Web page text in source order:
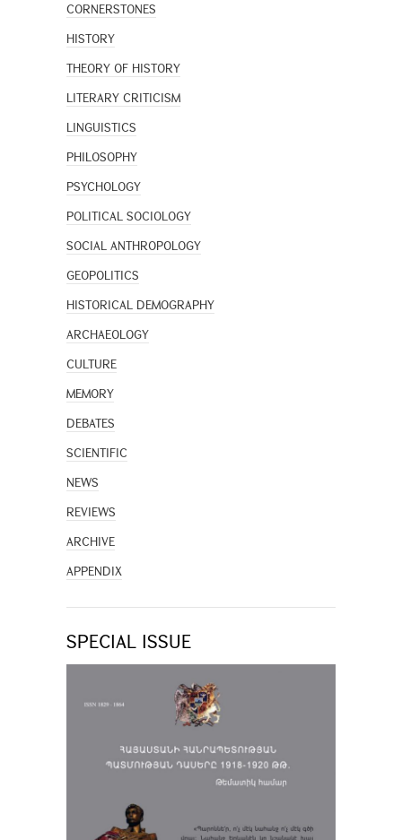
CORNERSTONES
HISTORY
THEORY OF HISTORY
LITERARY CRITICISM
LINGUISTICS
PHILOSOPHY
PSYCHOLOGY
POLITICAL SOCIOLOGY
SOCIAL ANTHROPOLOGY
GEOPOLITICS
HISTORICAL DEMOGRAPHY
ARCHAEOLOGY
CULTURE
MEMORY
DEBATES
SCIENTIFIC
NEWS
REVIEWS
ARCHIVE
APPENDIX
SPECIAL ISSUE